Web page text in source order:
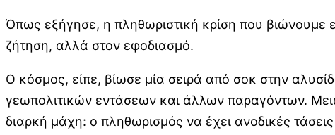
Όπως εξήγησε, η πληθωριστική κρίση που βιώνουμε
ζήτηση, αλλά στον εφοδιασμό.
Ο κόσμος, είπε, βίωσε μία σειρά από σοκ στην
γεωπολιτικών εντάσεων και άλλων παραγόντων.
διαρκή μάχη: ο πληθωρισμός να έχει ανοδικές